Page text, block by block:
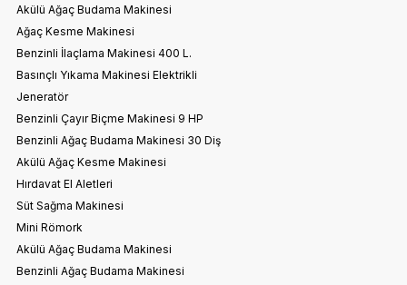
Akülü Ağaç Budama Makinesi
Ağaç Kesme Makinesi
Benzinli İlaçlama Makinesi 400 L.
Basınçlı Yıkama Makinesi Elektrikli
Jeneratör
Benzinli Çayır Biçme Makinesi 9 HP
Benzinli Ağaç Budama Makinesi 30 Diş
Akülü Ağaç Kesme Makinesi
Hırdavat El Aletleri
Süt Sağma Makinesi
Mini Römork
Akülü Ağaç Budama Makinesi
Benzinli Ağaç Budama Makinesi